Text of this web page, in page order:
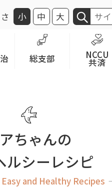
小 中 大
総支部 NCCU
共済
ちゃんの
ルシーレシピ
and Healthy Recipes